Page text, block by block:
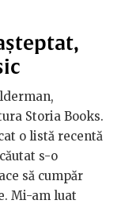
Storia Books.
o listă recentă
s-o
să cumpăr
Mi-am luat